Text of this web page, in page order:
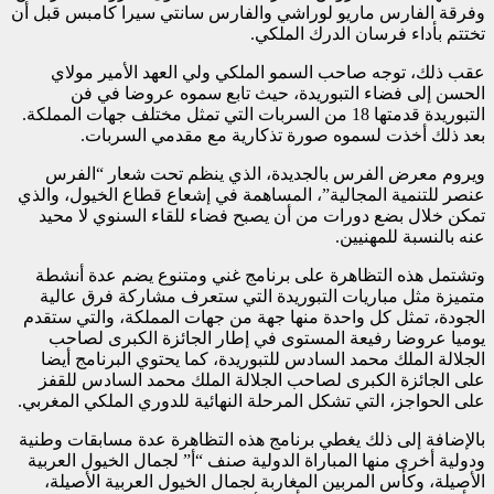
وفرقة الفارس ماريو لوراشي والفارس سانتي سيرا كامبس قبل أن
تختتم بأداء فرسان الدرك الملكي.
عقب ذلك، توجه صاحب السمو الملكي ولي العهد الأمير مولاي
الحسن إلى فضاء التبوريدة، حيث تابع سموه عروضا في فن
التبوريدة قدمتها 18 من السربات التي تمثل مختلف جهات المملكة.
بعد ذلك أخذت لسموه صورة تذكارية مع مقدمي السربات.
ويروم معرض الفرس بالجديدة، الذي ينظم تحت شعار “الفرس
عنصر للتنمية المجالية”، المساهمة في إشعاع قطاع الخيول، والذي
تمكن خلال بضع دورات من أن يصبح فضاء للقاء السنوي لا محيد
عنه بالنسبة للمهنيين.
وتشتمل هذه التظاهرة على برنامج غني ومتنوع يضم عدة أنشطة
متميزة مثل مباريات التبوريدة التي ستعرف مشاركة فرق عالية
الجودة، تمثل كل واحدة منها جهة من جهات المملكة، والتي ستقدم
يوميا عروضا رفيعة المستوى في إطار الجائزة الكبرى لصاحب
الجلالة الملك محمد السادس للتبوريدة، كما يحتوي البرنامج أيضا
على الجائزة الكبرى لصاحب الجلالة الملك محمد السادس للقفز
على الحواجز، التي تشكل المرحلة النهائية للدوري الملكي المغربي.
بالإضافة إلى ذلك يغطي برنامج هذه التظاهرة عدة مسابقات وطنية
ودولية أخرى منها المباراة الدولية صنف “أ” لجمال الخيول العربية
الأصيلة، وكأس المربين المغاربة لجمال الخيول العربية الأصيلة،